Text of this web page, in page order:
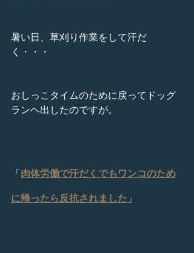
暑い日、草刈り作業をして汗だ
く・・・
おしっこタイムのために戻ってドッグ
ランヘ出したのですが。
「肉体労働で汗だくでもワンコのため
に帰ったら反抗されました 」